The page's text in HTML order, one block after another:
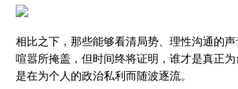
相比之下，那些能够看清局势、理性沟通的
喧嚣所掩盖，但时间终将证明，谁才是真正
是在为个人的政治私利而随波逐流。